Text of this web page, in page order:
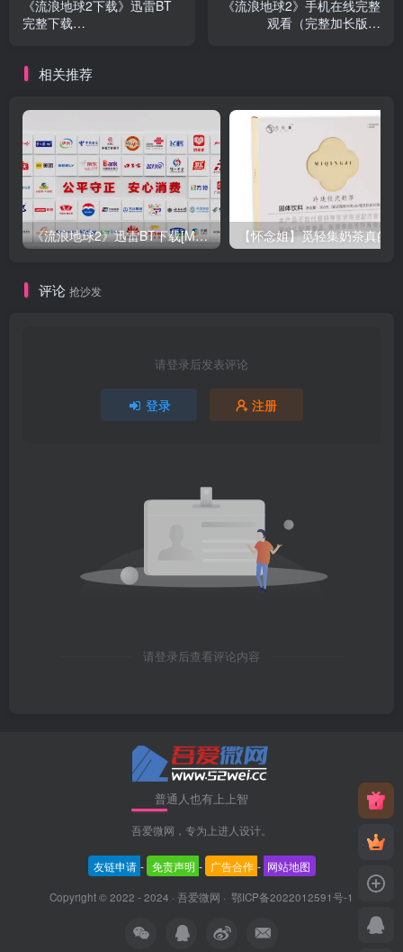
《流浪地球2下载》迅雷BT
完整下载
《流浪地球2》手机在线完整
观看（完整加长版）
相关推荐
《流浪地球2》迅雷BT下载[MP4／1.12GB／2.35GB]高清]
评论 抢沙发
请登录后发表评论
登录 注册
请登录后查看评论内容
普通人也有上上智
吾爱微网，专为上进人设计。
友链申请 - 免责声明 - 广告合作 - 网站地图
Copyright © 2022 - 2024 · 吾爱微网 · 鄂ICP备2022012591号-1